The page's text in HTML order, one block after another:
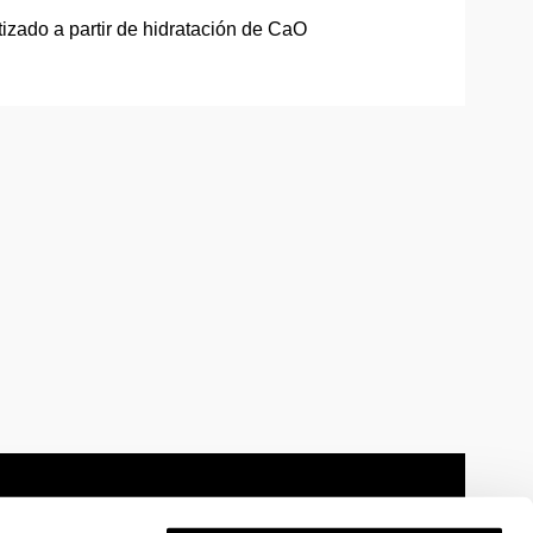
a partir de hidratación de CaO